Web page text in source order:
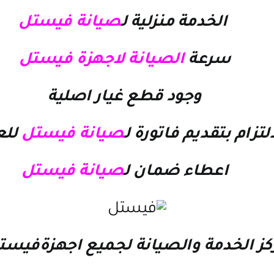
الخدمة منزلية لصيانة فيستل
سرعة الصيانة لاجهزة فيستل
وجود قطع غيار اصلية
بتقديم فاتورة لصيانة فيستل
اعطاء ضمان لصيانة فيستل
الخدمة والصيانة لجميع